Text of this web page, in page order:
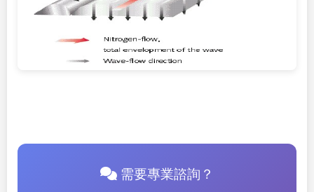
需要專業諮詢？